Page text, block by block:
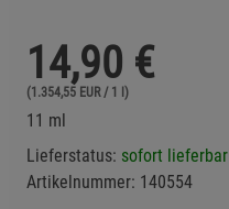
14,90 €
(1.354,55 EUR / 1 l)
11 ml
Lieferstatus: sofort lieferbar
Artikelnummer: 140554